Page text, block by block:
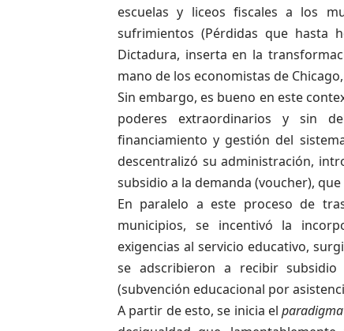
escuelas y liceos fiscales a los
sufrimientos (Pérdidas que hasta
Dictadura, inserta en la
mano de los economistas de
Sin embargo, es bueno en este
poderes extraordinarios y sin
financiamiento y gestión del
descentralizó su administración,
subsidio a la demanda (voucher),
En paralelo a este proceso de
municipios, se incentivó la
exigencias al servicio educativo,
se adscribieron a recibir
(subvención educacional por
A partir de esto, se inicia el